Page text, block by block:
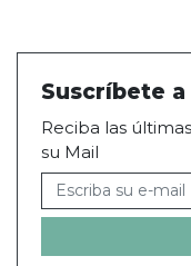
Suscríbete
Reciba las
su Mail